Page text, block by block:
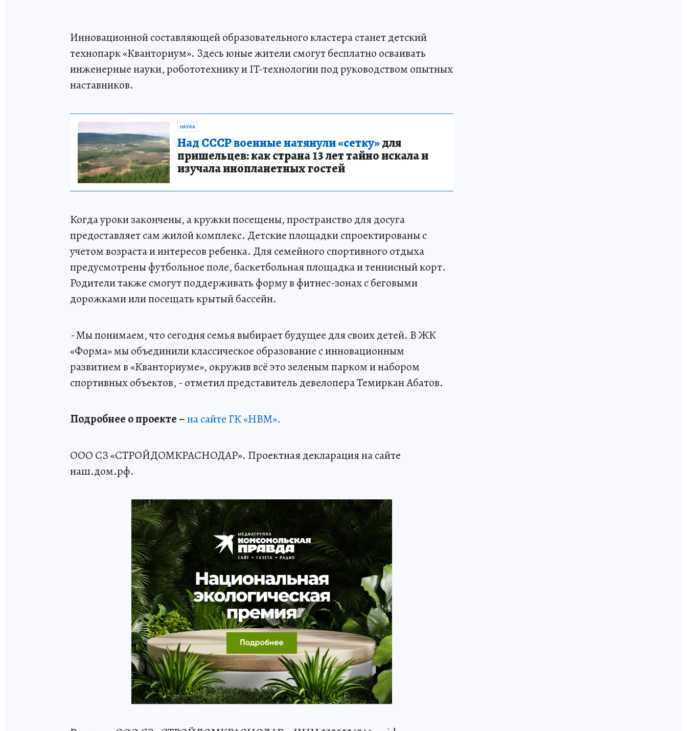
Инновационной составляющей образовательного кластера станет детский
технопарк «Кванториум». Здесь юные жители смогут бесплатно осваивать
инженерные науки, робототехнику и IT-технологии под руководством опытных
наставников.
НАУКА
Над СССР военные натянули «сетку»для
пришельцев: как страна 13 лет тайно искала и
изучала инопланетных гостей
Когда уроки закончены, а кружки посещены, пространство для досуга
предоставляет сам жилой комплекс. Детские площадки спроектированы с
учетом возраста и интересов ребенка. Для семейного спортивного отдыха
предусмотрены футбольное поле, баскетбольная площадка и теннисный корт.
Родители также смогут поддерживать форму в фитнес-зонах с беговыми
дорожками или посещать крытый бассейн.
-Мы понимаем, что сегодня семья выбирает будущее для своих детей. В ЖК
«Форма» мы объединили классическое образование с инновационным
развитием в «Кванториуме», окружив всё это зеленым парком и набором
спортивных объектов, - отметил представитель девелопера Темиркан Абатов.
Подробнее о проекте –на сайте ГК «НВМ».
ООО СЗ «СТРОЙДОМКРАСНОДАР». Проектная декларация на сайте
наш.дом.рф.